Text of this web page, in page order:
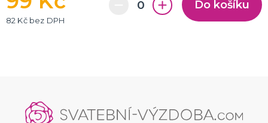
82 Kč bez DPH
Do košíku